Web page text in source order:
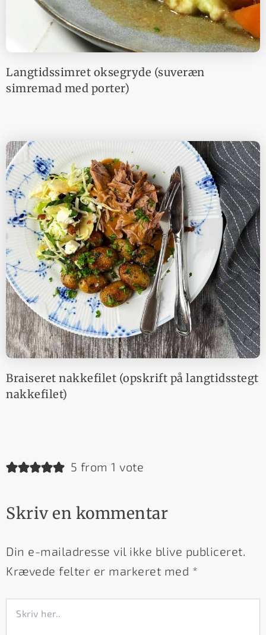
Langtidssimret oksegryde (suveræn
simremad med porter)
Braiseret nakkefilet (opskrift på langtidsstegt
nakkefilet)
5 from 1 vote
Skriv en kommentar
Din e-mailadresse vil ikke blive publiceret.
Krævede felter er markeret med *
her..